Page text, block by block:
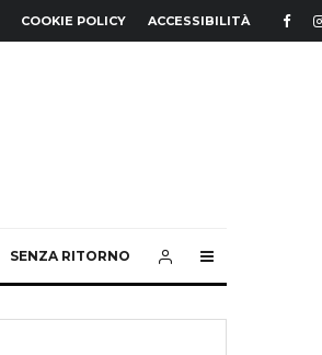
COOKIE POLICY ACCESSIBILITÀ
SENZA RITORNO